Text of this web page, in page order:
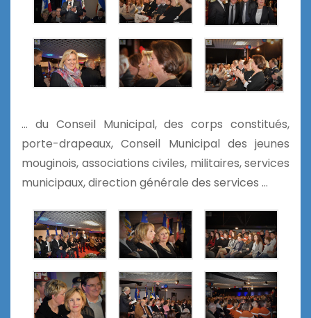
… du Conseil Municipal, des corps constitués,
porte-drapeaux, Conseil Municipal des jeunes
mouginois, associations civiles, militaires, services
municipaux, direction générale des services …